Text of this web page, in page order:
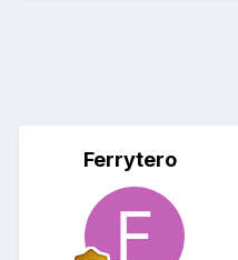
Ferrytero